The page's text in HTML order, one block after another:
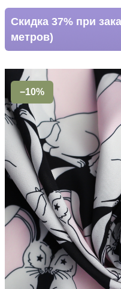
Скидка 37% при
метров)
−10%